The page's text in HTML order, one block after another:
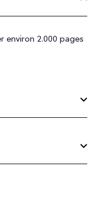
environ 2.000 pages